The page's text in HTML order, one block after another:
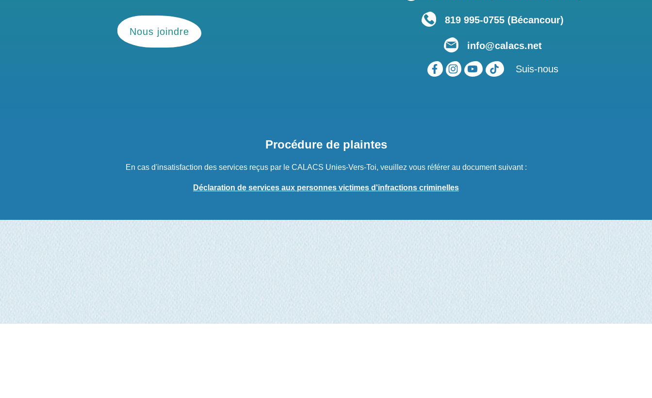
Nous joindre
819 995-0755 (Bécancour)
info@calacs.net
Suis-nous
Procédure de plaintes
En cas d'insatisfaction des services reçus par le CALACS Unies-Vers-Toi, veuillez vous référer au document suivant :
Déclaration de services aux personnes victimes d'infractions criminelles